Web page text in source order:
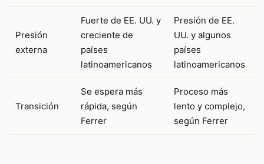
Presión
externa
Fuerte de EE. UU. y
creciente de
países
latinoamericanos
Presión de EE.
UU. y algunos
países
latinoamericanos
Transición
Se espera más
rápida, según
Ferrer
Proceso más
lento y complejo,
según Ferrer